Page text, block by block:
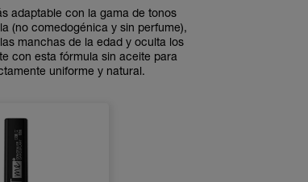
adaptable con la gama de tonos
(no comedogénica y sin perfume),
manchas de la edad y oculta los
con esta fórmula sin aceite para
uniforme y natural.